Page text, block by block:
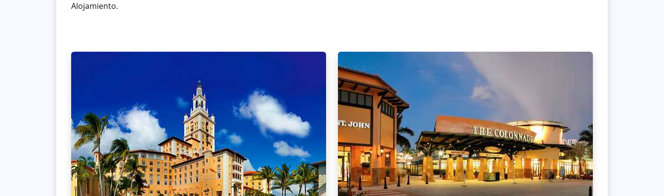
Alojamiento.